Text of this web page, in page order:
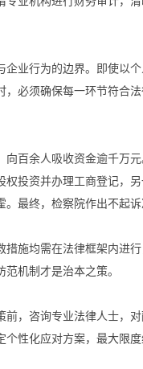
业行为的边界。即使以
必须确保每一环节符合
百余人吸收资金逾千万
投资并办理工商登记，
最终，检察院作出不起诉
施均需在法律框架内进
机制才是治本之策。
，咨询专业法律人士，
性化应对方案，最大限度